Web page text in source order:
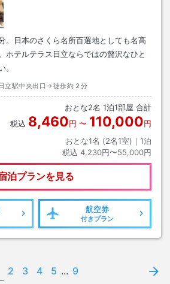
。日本のさくら名所百選地としても名高
ホテルテラス日立ならではの贅沢なひと
。
立駅中央出口→徒歩約２分
おとな2名 1泊1部屋 合計
税込 8,460円 〜 110,000円
おとな1名 (2名1室)｜ 1泊
税込 4,230円〜55,000円
泊プランを見る
航空券
付きプラン
2 3 4 5 ... 9